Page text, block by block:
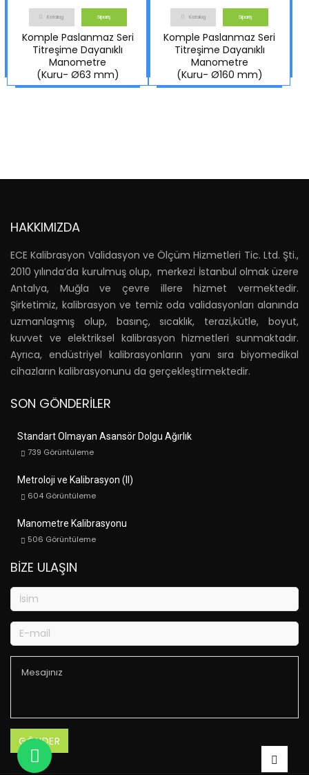
Katalog Sipariş
Komple Paslanmaz Seri
Titreşime Dayanıklı
Manometre
(Kuru- Ø63 mm)
Katalog Sipariş
Komple Paslanmaz Seri
Titreşime Dayanıklı
Manometre
(Kuru- Ø160 mm)
HAKKIMIZDA
ECE Kalibrasyon Validasyon ve Ölçüm Hizmetleri Tic. Ltd. Şti.,
2010 yılında’da kurulmuş olup, merkezi İstanbul olmak üzere
Antalya, Muğla ve çevre illere hizmet vermektedir.
Şirketimiz, kalibrasyon ve temiz oda validasyonları alanında
uzmanlaşmış olup, basınç, sıcaklık, terazi,kütle, boyut,
kuvvet ve elektriksel kalibrasyon hizmetleri sunmaktadır.
Ayrıca, endüstriyel kalibrasyonların yanı sıra biyomedikal
cihazların kalibrasyonunu da gerçekleştirmektedir.
SON GÖNDERILER
Standart Olmayan Asansör Dolgu Ağırlık
739 Görüntüleme
Metroloji ve Kalibrasyon (II)
604 Görüntüleme
Manometre Kalibrasyonu
506 Görüntüleme
BIZE ULAŞIN